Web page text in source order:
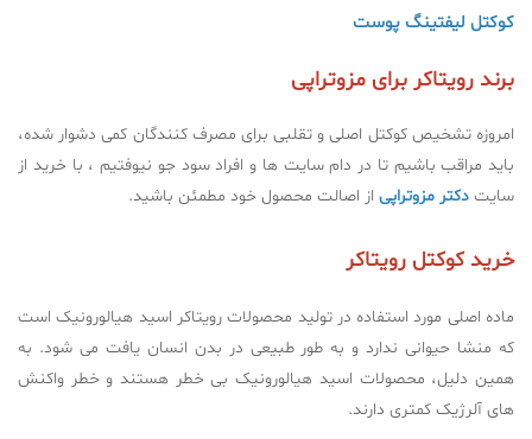
کوکتل لیفتینگ پوست
برند رویتاکر برای مزوتراپی
امروزه تشخیص کوکتل اصلی و تقلبی برای مصرف کنندگان کمی دشوار شده،
باید مراقب باشیم تا در دام سایت ها و افراد سود جو نیوفتیم ، با خرید از
سایت دکتر مزوتراپی از اصالت محصول خود مطمئن باشید.
خرید کوکتل رویتاکر
ماده اصلی مورد استفاده در تولید محصولات رویتاکر اسید هیالورونیک است
که منشا حیوانی ندارد و به طور طبیعی در بدن انسان یافت می شود. به
همین دلیل، محصولات اسید هیالورونیک بی خطر هستند و خطر واکنش
های آلرژیک کمتری دارند.